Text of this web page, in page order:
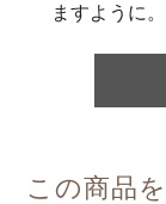
ますように。
この商品